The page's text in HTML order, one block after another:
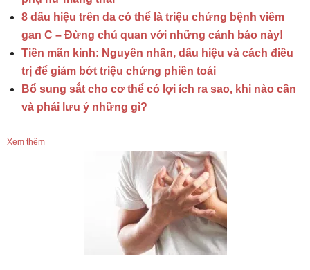
8 dấu hiệu trên da có thể là triệu chứng bệnh viêm
gan C – Đừng chủ quan với những cảnh báo này!
Tiền mãn kinh: Nguyên nhân, dấu hiệu và cách điều
trị để giảm bớt triệu chứng phiền toái
Bổ sung sắt cho cơ thể có lợi ích ra sao, khi nào cần
và phải lưu ý những gì?
Xem thêm